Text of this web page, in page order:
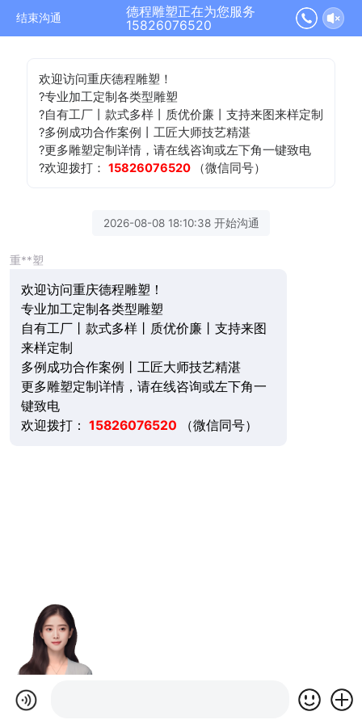
结束沟通
德程雕塑正在为您服务
15826076520
欢迎访问重庆德程雕塑！
?专业加工定制各类型雕塑
?自有工厂丨款式多样丨质优价廉丨支持来图来样定制
?多例成功合作案例丨工匠大师技艺精湛
?更多雕塑定制详情，请在线咨询或左下角一键致电
?欢迎拨打： 15826076520 （微信同号）
2026-08-08 18:10:38 开始沟通
重**塑
欢迎访问重庆德程雕塑！
专业加工定制各类型雕塑
自有工厂丨款式多样丨质优价廉丨支持来图
来样定制
多例成功合作案例丨工匠大师技艺精湛
更多雕塑定制详情，请在线咨询或左下角一
键致电
欢迎拨打： 15826076520 （微信同号）